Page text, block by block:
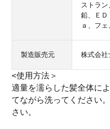
ストラ
鉛、ＥＤ
ａ、フ
製造販売元 株式会社
<使用方法＞
適量を濡らした髪全体に
てながら洗ってください
さい。